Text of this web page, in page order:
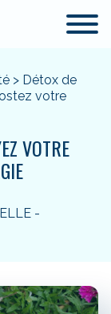
> Détox de
votre
VOTRE
-